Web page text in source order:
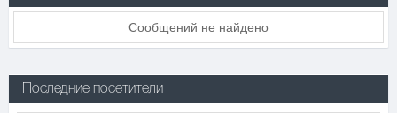
Сообщений не найдено
Последние посетители